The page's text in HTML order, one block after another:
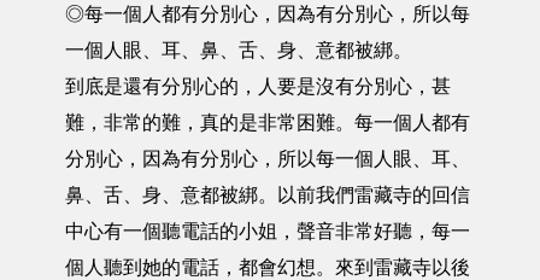
◎每一個人都有分別心，因為有分別心，所以每
一個人眼、耳、鼻、舌、身、意都被綁。
到底是還有分別心的，人要是沒有分別心，甚
難，非常的難，真的是非常困難。每一個人都有
分別心，因為有分別心，所以每一個人眼、耳、
鼻、舌、身、意都被綁。以前我們雷藏寺的回信
中心有一個聽電話的小姐，聲音非常好聽，每一
個人聽到她的電話，都會幻想。來到雷藏寺以後